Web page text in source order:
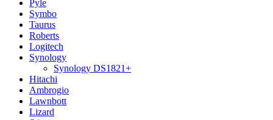
Pyle
Symbo
Taurus
Roberts
Logitech
Synology
Synology DS1821+
Hitachi
Ambrogio
Lawnbott
Lizard